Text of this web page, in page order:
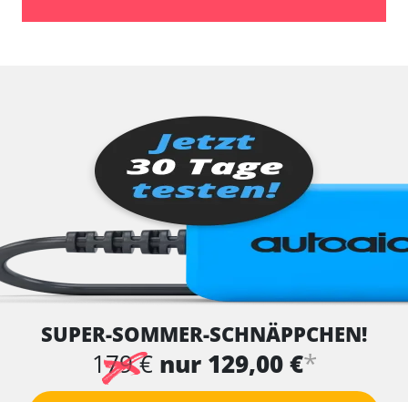
SUPER-SOMMER-SCHNÄPPCHEN!
179 € nur 129,00 €*